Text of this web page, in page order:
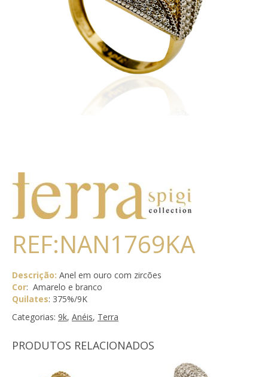
REF:NAN1769KA
Descrição: Anel em ouro com zircões
Cor: Amarelo e branco
Quilates: 375%/9K
Categorias: 9k, Anéis, Terra
PRODUTOS RELACIONADOS